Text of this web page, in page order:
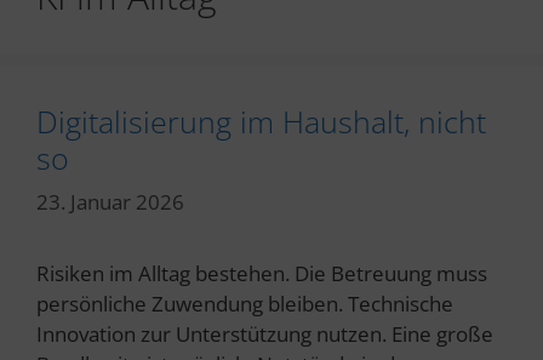
Digitalisierung im Haushalt, nicht
so
23. Januar 2026
Risiken im Alltag bestehen. Die Betreuung muss
persönliche Zuwendung bleiben. Technische
Innovation zur Unterstützung nutzen. Eine große